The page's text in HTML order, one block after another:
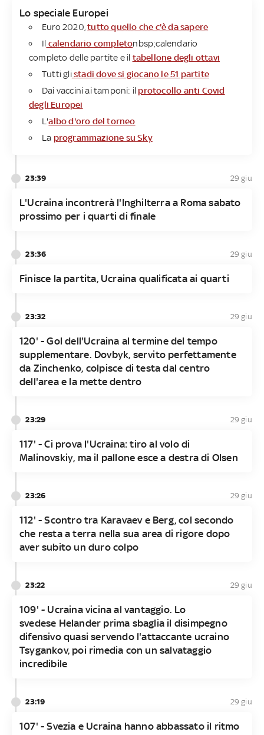
Lo speciale Europei
Euro 2020,tutto quello che c'è da sapere
Il calendario completonbsp;calendario
completo delle partite e il tabellone degli ottavi
Tutti glistadi dove si giocano le 51 partite
Dai vaccini ai tamponi: il protocollo anti Covid
degli Europei
L'albo d'oro del torneo
La programmazione su Sky
23:39 29 giu
L'Ucraina incontrerà l'Inghilterra a Roma sabato
prossimo per i quarti di finale
23:36 29 giu
Finisce la partita, Ucraina qualificata ai quarti
23:32 29 giu
120' - Gol dell'Ucraina al termine del tempo
supplementare. Dovbyk, servito perfettamente
da Zinchenko, colpisce di testa dal centro
dell'area e la mette dentro
23:29 29 giu
117' - Ci prova l'Ucraina: tiro al volo di
Malinovskiy, ma il pallone esce a destra di Olsen
23:26 29 giu
112' - Scontro tra Karavaev e Berg, col secondo
che resta a terra nella sua area di rigore dopo
aver subito un duro colpo
23:22 29 giu
109' - Ucraina vicina al vantaggio. Lo
svedese Helander prima sbaglia il disimpegno
difensivo quasi servendo l'attaccante ucraino
Tsygankov, poi rimedia con un salvataggio
incredibile
23:19 29 giu
107' - Svezia e Ucraina hanno abbassato il ritmo